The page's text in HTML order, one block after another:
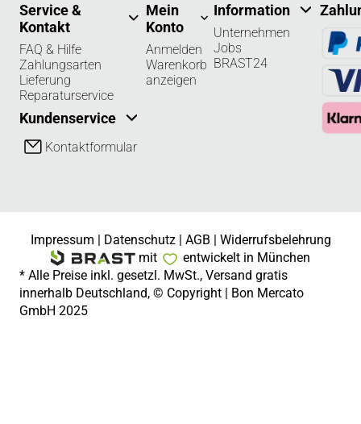
Service &
Kontakt
FAQ & Hilfe
Zahlungsarten
Lieferung
Reparaturservice
Kundenservice
Kontaktformular
Mein
Konto
Anmelden
Warenkorb
anzeigen
Information
Unternehmen
Jobs
BRAST24
Impressum | Datenschutz| AGB | Widerrufsbelehrung
mit
entwickelt in München
* Alle Preise inkl. gesetzl. MwSt., Versand gratis
innerhalb Deutschland, © Copyright | Bon Mercato
GmbH 2025